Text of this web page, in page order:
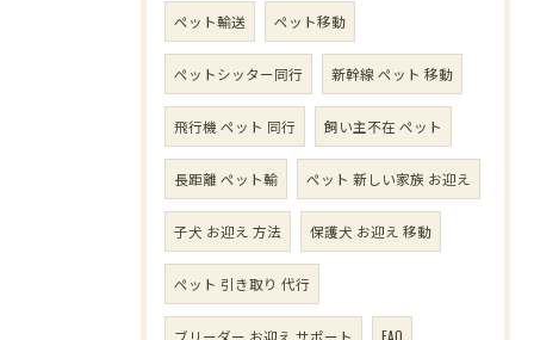
ペット輸送 ペット移動
ペットシッター同行 新幹線 ペット 移動
飛行機 ペット 同行 飼い主不在 ペット
長距離 ペット輸 ペット 新しい家族 お迎え
子犬 お迎え 方法 保護犬 お迎え 移動
ペット 引き取り 代行
ブリーダー お迎え サポート FAQ